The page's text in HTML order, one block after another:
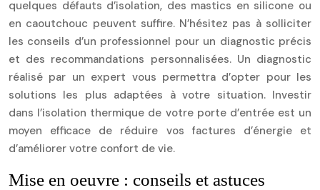
quelques défauts d’isolation, des mastics en silicone ou
en caoutchouc peuvent suffire. N’hésitez pas à solliciter
les conseils d’un professionnel pour un diagnostic précis
et des recommandations personnalisées. Un diagnostic
réalisé par un expert vous permettra d’opter pour les
solutions les plus adaptées à votre situation. Investir
dans l’isolation thermique de votre porte d’entrée est un
moyen efficace de réduire vos factures d’énergie et
d’améliorer votre confort de vie.
Mise en oeuvre : conseils et astuces